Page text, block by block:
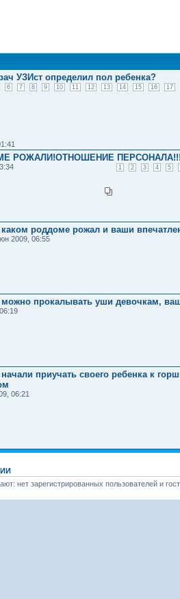
УЗИст определил пол ребенка?
6 7 8 9 10 11 12 13 14 15 16 17
РОЖАЛИ!ОТНОШЕНИЕ
1 2 3 4 5
роддоме рожал и ваши
2009, 06:55
можно прокалывать уши девочкам,
приучать своего ребенка к
06:21
нет зарегистрированных пользователей и